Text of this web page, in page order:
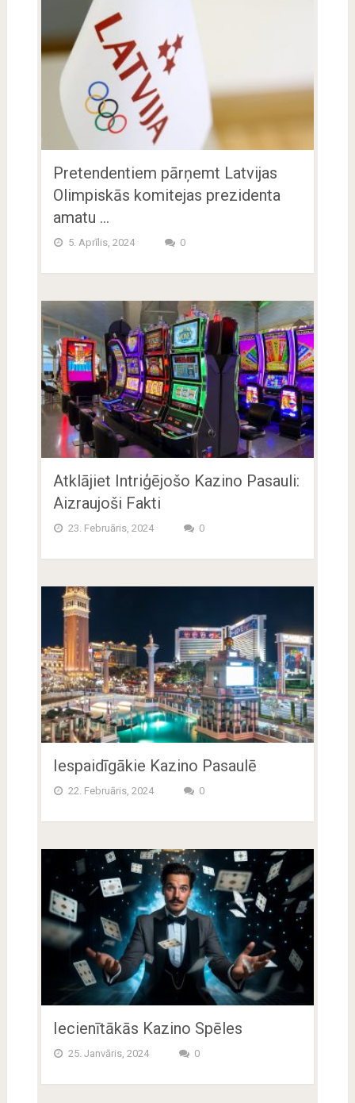
Pretendentiem pārņemt Latvijas
Olimpiskās komitejas prezidenta
amatu …
5. Aprīlis, 2024 0
Atklājiet Intriģējošo Kazino Pasauli:
Aizraujoši Fakti
23. Februāris, 2024 0
Iespaidīgākie Kazino Pasaulē
22. Februāris, 2024 0
Iecienītākās Kazino Spēles
25. Janvāris, 2024 0